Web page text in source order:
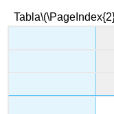
Tabla